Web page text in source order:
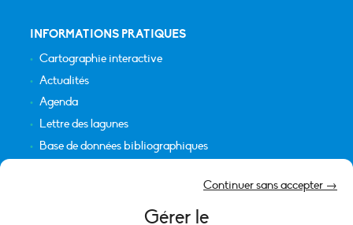
Gérer le
Continuer sans accepter →
INFORMATIONS PRATIQUES
Cartographie interactive
Actualités
Agenda
Lettre des lagunes
Base de données bibliographiques